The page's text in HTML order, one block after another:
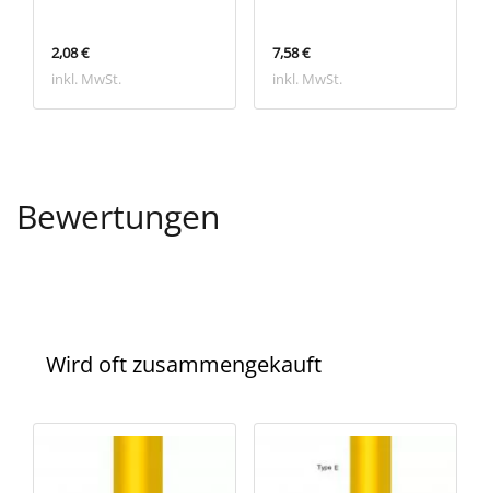
2,08 €
inkl. MwSt.
7,58 €
inkl. MwSt.
Bewertungen
Wird oft zusammengekauft